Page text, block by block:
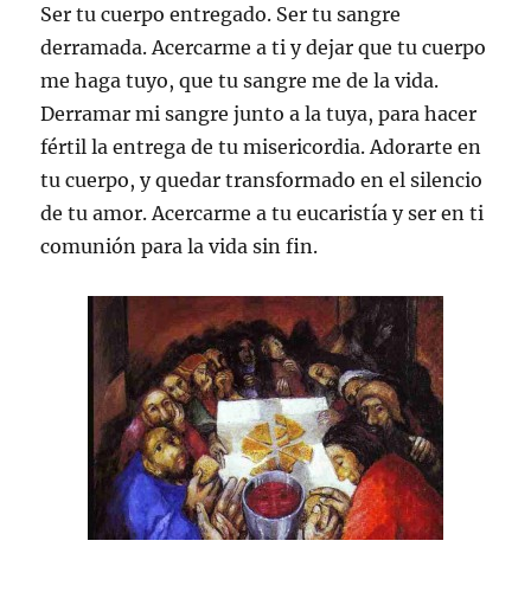
Ser tu cuerpo entregado. Ser tu sangre
derramada. Acercarme a ti y dejar que tu cuerpo
me haga tuyo, que tu sangre me de la vida.
Derramar mi sangre junto a la tuya, para hacer
fértil la entrega de tu misericordia. Adorarte en
tu cuerpo, y quedar transformado en el silencio
de tu amor. Acercarme a tu eucaristía y ser en ti
comunión para la vida sin fin.